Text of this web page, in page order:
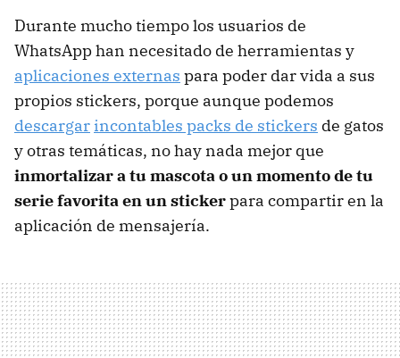
Durante mucho tiempo los usuarios de
WhatsApp han necesitado de herramientas y
aplicaciones externas para poder dar vida a sus
propios stickers, porque aunque podemos
descargar incontables packs de stickers de gatos
y otras temáticas, no hay nada mejor que
inmortalizar a tu mascota o un momento de tu
serie favorita en un stickerpara compartir en la
aplicación de mensajería.